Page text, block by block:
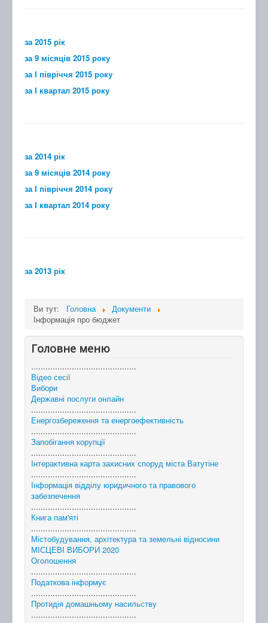
за 2015 рік
за 9 місяців 2015 року
за I півріччя 2015 року
за I квартал 2015 року
за 2014 рік
за 9 місяців 2014 року
за I півріччя 2014 року
за I квартал 2014 року
за 2013 рік
Ви тут: Головна
Документи
Інформація про бюджет
Головне меню
............................................
Відео сесії
Вибори
Державні послуги онлайн
............................................
Енергозбереження та енергоефективність
............................................
Запобігання корупції
............................................
Інтерактивна карта захисних споруд міста Ватутіне
............................................
Інформація відділу юридичного та правового
забезпечення
............................................
Книга пам'яті
............................................
Містобудування, архітектура та земельні відносини
МІСЦЕВІ ВИБОРИ 2020
Оголошення
............................................
Податкова інформує
............................................
Протидія домашньому насильству
............................................